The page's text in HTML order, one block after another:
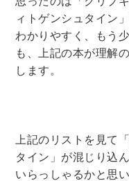
ィトゲンシュタイン
わかりやすく、もう
も、上記の本が理解
します。
上記のリストを見て
タイン」が混じり込
いらっしゃるかと思